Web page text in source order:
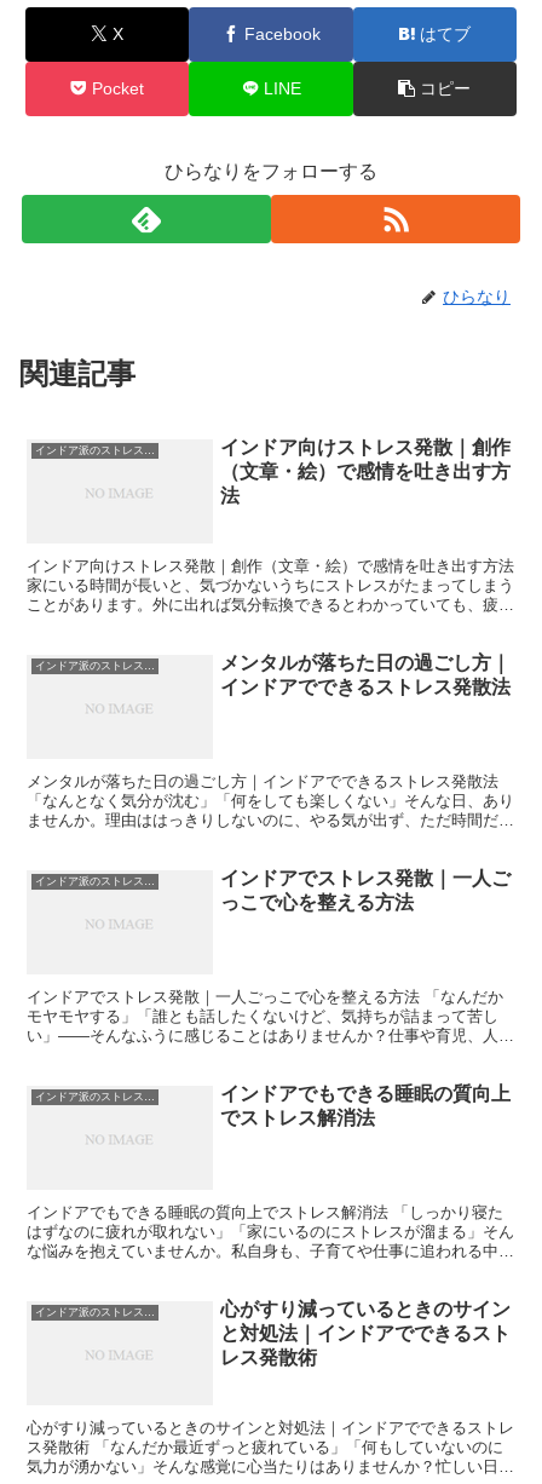
X Facebook はてブ
Pocket LINE コピー
ひらなりをフォローする
ひらなり
関連記事
インドア派のストレス発散
インドア向けストレス発散｜創作
（文章・絵）で感情を吐き出す方
法
インドア向けストレス発散｜創作（文章・絵）で感情を吐き出す方法
家にいる時間が長いと、気づかないうちにストレスがたまってしまう
ことがあります。外に出れば気分転換できるとわかっていても、疲れ
インドア派のストレス発散
メンタルが落ちた日の過ごし方｜
インドアでできるストレス発散法
メンタルが落ちた日の過ごし方｜インドアでできるストレス発散法
「なんとなく気分が沈む」「何をしても楽しくない」そんな日、あり
ませんか。理由ははっきりしないのに、やる気が出ず、ただ時間だけ
インドア派のストレス発散
インドアでストレス発散｜一人ご
っこで心を整える方法
インドアでストレス発散｜一人ごっこで心を整える方法 「なんだか
モヤモヤする」「誰とも話したくないけど、気持ちが詰まって苦し
い」――そんなふうに感じることはありませんか？仕事や育児、人間
インドア派のストレス発散
インドアでもできる睡眠の質向上
でストレス解消法
インドアでもできる睡眠の質向上でストレス解消法 「しっかり寝た
はずなのに疲れが取れない」「家にいるのにストレスが溜まる」そん
な悩みを抱えていませんか。私自身も、子育てや仕事に追われる中
インドア派のストレス発散
心がすり減っているときのサイン
と対処法｜インドアでできるスト
レス発散術
心がすり減っているときのサインと対処法｜インドアでできるストレ
ス発散術 「なんだか最近ずっと疲れている」「何もしていないのに
気力が湧かない」そんな感覚に心当たりはありませんか？忙しい日々